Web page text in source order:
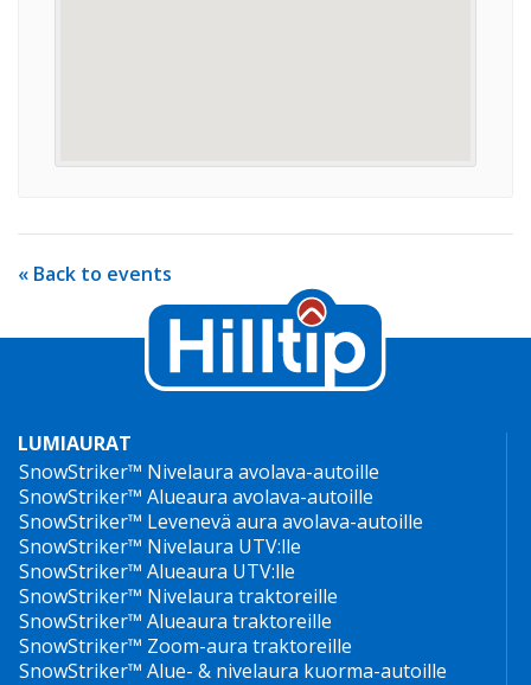
« Back to events
LUMIAURAT
SnowStriker™ Nivelaura avolava-autoille
SnowStriker™ Alueaura avolava-autoille
SnowStriker™ Levenevä aura avolava-autoille
SnowStriker™ Nivelaura UTV:lle
SnowStriker™ Alueaura UTV:lle
SnowStriker™ Nivelaura traktoreille
SnowStriker™ Alueaura traktoreille
SnowStriker™ Zoom-aura traktoreille
SnowStriker™ Alue- & nivelaura kuorma-autoille